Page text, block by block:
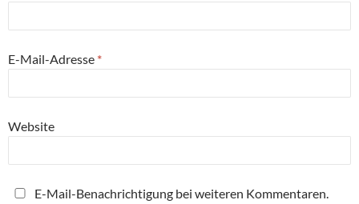
E-Mail-Adresse *
Website
E-Mail-Benachrichtigung bei weiteren Kommentaren.